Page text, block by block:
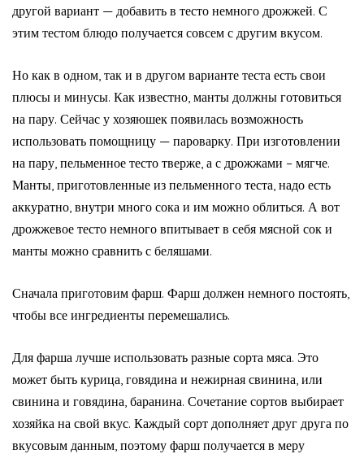
другой вариант — добавить в тесто немного дрожжей. С
этим тестом блюдо получается совсем с другим вкусом.
Но как в одном, так и в другом варианте теста есть свои
плюсы и минусы. Как известно, манты должны готовиться
на пару. Сейчас у хозяюшек появилась возможность
использовать помощницу — пароварку. При изготовлении
на пару, пельменное тесто тверже, а с дрожжами – мягче.
Манты, приготовленные из пельменного теста, надо есть
аккуратно, внутри много сока и им можно облиться. А вот
дрожжевое тесто немного впитывает в себя мясной сок и
манты можно сравнить с беляшами.
Сначала приготовим фарш. Фарш должен немного постоять,
чтобы все ингредиенты перемешались.
Для фарша лучше использовать разные сорта мяса. Это
может быть курица, говядина и нежирная свинина, или
свинина и говядина, баранина. Сочетание сортов выбирает
хозяйка на свой вкус. Каждый сорт дополняет друг друга по
вкусовым данным, поэтому фарш получается в меру